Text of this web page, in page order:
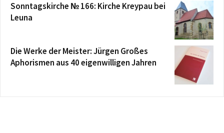
Sonntagskirche № 166: Kirche Kreypau bei
Leuna
Die Werke der Meister: Jürgen Großes
Aphorismen aus 40 eigenwilligen Jahren